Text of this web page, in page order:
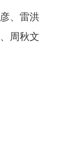
、雷洪
周秋文